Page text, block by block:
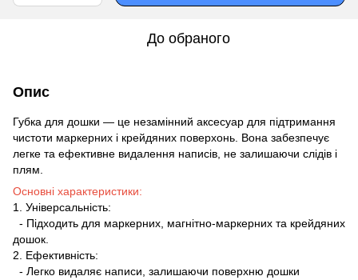
До обраного
Опис
Губка для дошки — це незамінний аксесуар для підтримання
чистоти маркерних і крейдяних поверхонь. Вона забезпечує
легке та ефективне видалення написів, не залишаючи слідів і
плям.
Основні характеристики:
1. Універсальність:
- Підходить для маркерних, магнітно-маркерних та крейдяних
дошок.
2. Ефективність:
- Легко видаляє написи, залишаючи поверхню дошки